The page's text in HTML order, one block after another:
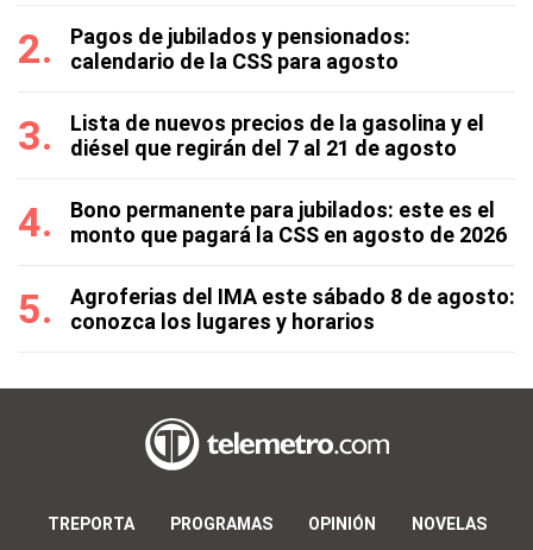
Pagos de jubilados y pensionados:
calendario de la CSS para agosto
Lista de nuevos precios de la gasolina y el
diésel que regirán del 7 al 21 de agosto
Bono permanente para jubilados: este es el
monto que pagará la CSS en agosto de 2026
Agroferias del IMA este sábado 8 de agosto:
conozca los lugares y horarios
TREPORTA PROGRAMAS OPINIÓN NOVELAS